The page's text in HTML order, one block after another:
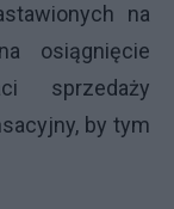
na
osiągnięcie
sprzedaży
by tym